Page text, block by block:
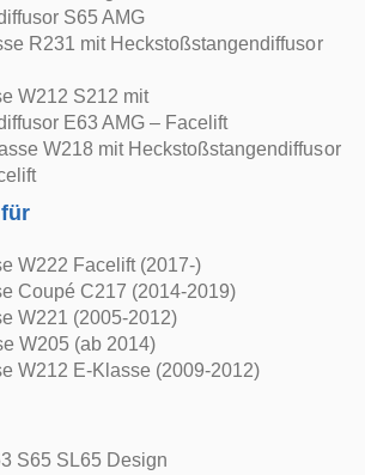
S65 AMG
R231 mit Heckstoßstangendiffusor
W212 S212 mit
E63 AMG – Facelift
W218 mit Heckstoßstangendiffusor
W222 Facelift (2017-)
Coupé C217 (2014-2019)
W221 (2005-2012)
W205 (ab 2014)
W212 E-Klasse (2009-2012)
S65 SL65 Design